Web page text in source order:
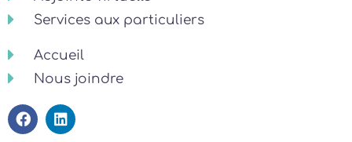
Services aux particuliers
Accueil
Nous joindre